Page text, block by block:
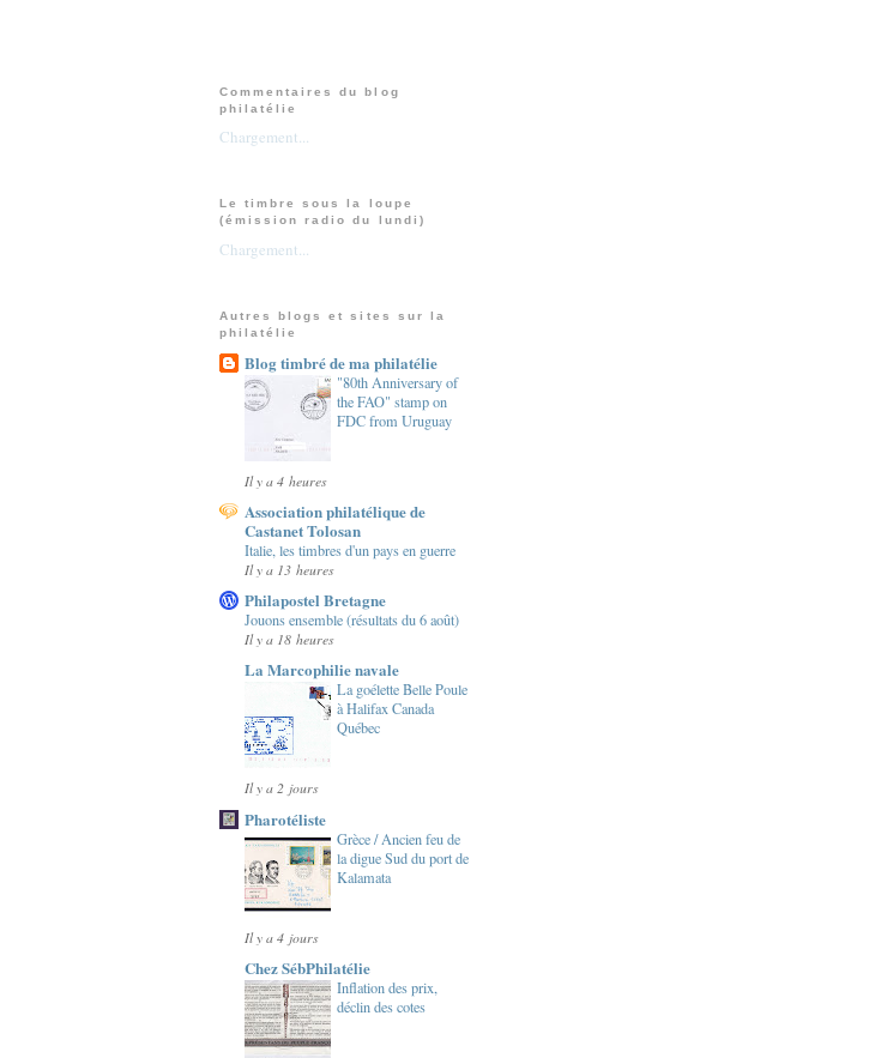
Commentaires du blog
philatélie
Chargement...
Le timbre sous la loupe
(émission radio du lundi)
Chargement...
Autres blogs et sites sur la
philatélie
Blog timbré de ma philatélie
"80th Anniversary of
the FAO" stamp on
FDC from Uruguay
Il y a 4 heures
Association philatélique de
Castanet Tolosan
Italie, les timbres d'un pays en guerre
Il y a 13 heures
Philapostel Bretagne
Jouons ensemble (résultats du 6 août)
Il y a 18 heures
La Marcophilie navale
La goélette Belle Poule
à Halifax Canada
Québec
Il y a 2 jours
Pharotéliste
Grèce / Ancien feu de
la digue Sud du port de
Kalamata
Il y a 4 jours
Chez SébPhilatélie
Inflation des prix,
déclin des cotes